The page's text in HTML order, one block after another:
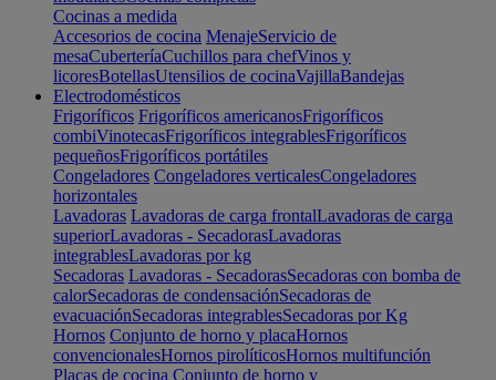
Cocinas a medida
Accesorios de cocina MenajeServicio de
mesaCuberteríaCuchillos para chefVinos y
licoresBotellasUtensilios de cocinaVajillaBandejas
Electrodomésticos
Frigoríficos Frigoríficos americanosFrigoríficos
combiVinotecasFrigoríficos integrablesFrigoríficos
pequeñosFrigoríficos portátiles
Congeladores Congeladores verticalesCongeladores
horizontales
Lavadoras Lavadoras de carga frontalLavadoras de carga
superiorLavadoras - SecadorasLavadoras
integrablesLavadoras por kg
Secadoras Lavadoras - SecadorasSecadoras con bomba de
calorSecadoras de condensaciónSecadoras de
evacuaciónSecadoras integrablesSecadoras por Kg
Hornos Conjunto de horno y placaHornos
convencionalesHornos pirolíticosHornos multifunción
Placas de cocina Conjunto de horno y